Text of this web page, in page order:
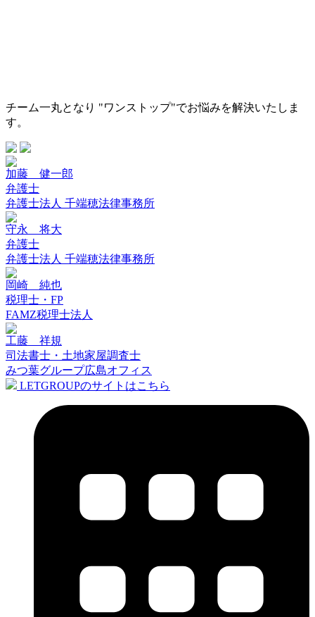
チーム一丸となり "ワンストップ"でお悩みを解決いたしま
す。
加藤 健一郎
弁護士
弁護士法人 千端穂法律事務所
守永 将大
弁護士
弁護士法人 千端穂法律事務所
岡崎 純也
税理士・FP
FAMZ税理士法人
工藤 祥規
司法書士・土地家屋調査士
みつ葉グループ広島オフィス
LETGROUPのサイトはこちら